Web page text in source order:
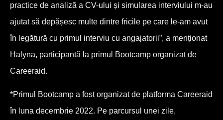
practice de analiză a CV-ului și simularea interviului m-au
ajutat să depășesc multe dintre fricile pe care le-am avut
în legătură cu primul interviu cu angajatorii”, a menționat
Halyna, participantă la primul Bootcamp organizat de
Careeraid.
*Primul Bootcamp a fost organizat de platforma Careeraid
în luna decembrie 2022. Pe parcursul unei zile,